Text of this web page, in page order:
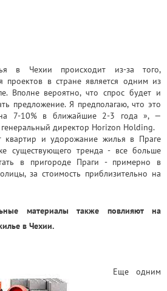
в Чехии происходит из-за того,
проектов в стране является одним из
Вполне вероятно, что спрос будет и
предложение. Я предполагаю, что это
7-10% в ближайшие 2-3 года », —
директор Horizon Holding.
и удорожание жилья в Праге
существующего тренда - все больше
в пригороде Праги - примерно в
за стоимость приблизительно на
материалы также повлияют на
в Чехии.
Еще одним